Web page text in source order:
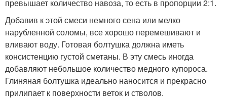
превышает количество навоза, то есть в пропорции 2:1.
Добавив к этой смеси немного сена или мелко
нарубленной соломы, все хорошо перемешивают и
вливают воду. Готовая болтушка должна иметь
консистенцию густой сметаны. В эту смесь иногда
добавляют небольшое количество медного купороса.
Глиняная болтушка идеально наносится и прекрасно
прилипает к поверхности веток и стволов.